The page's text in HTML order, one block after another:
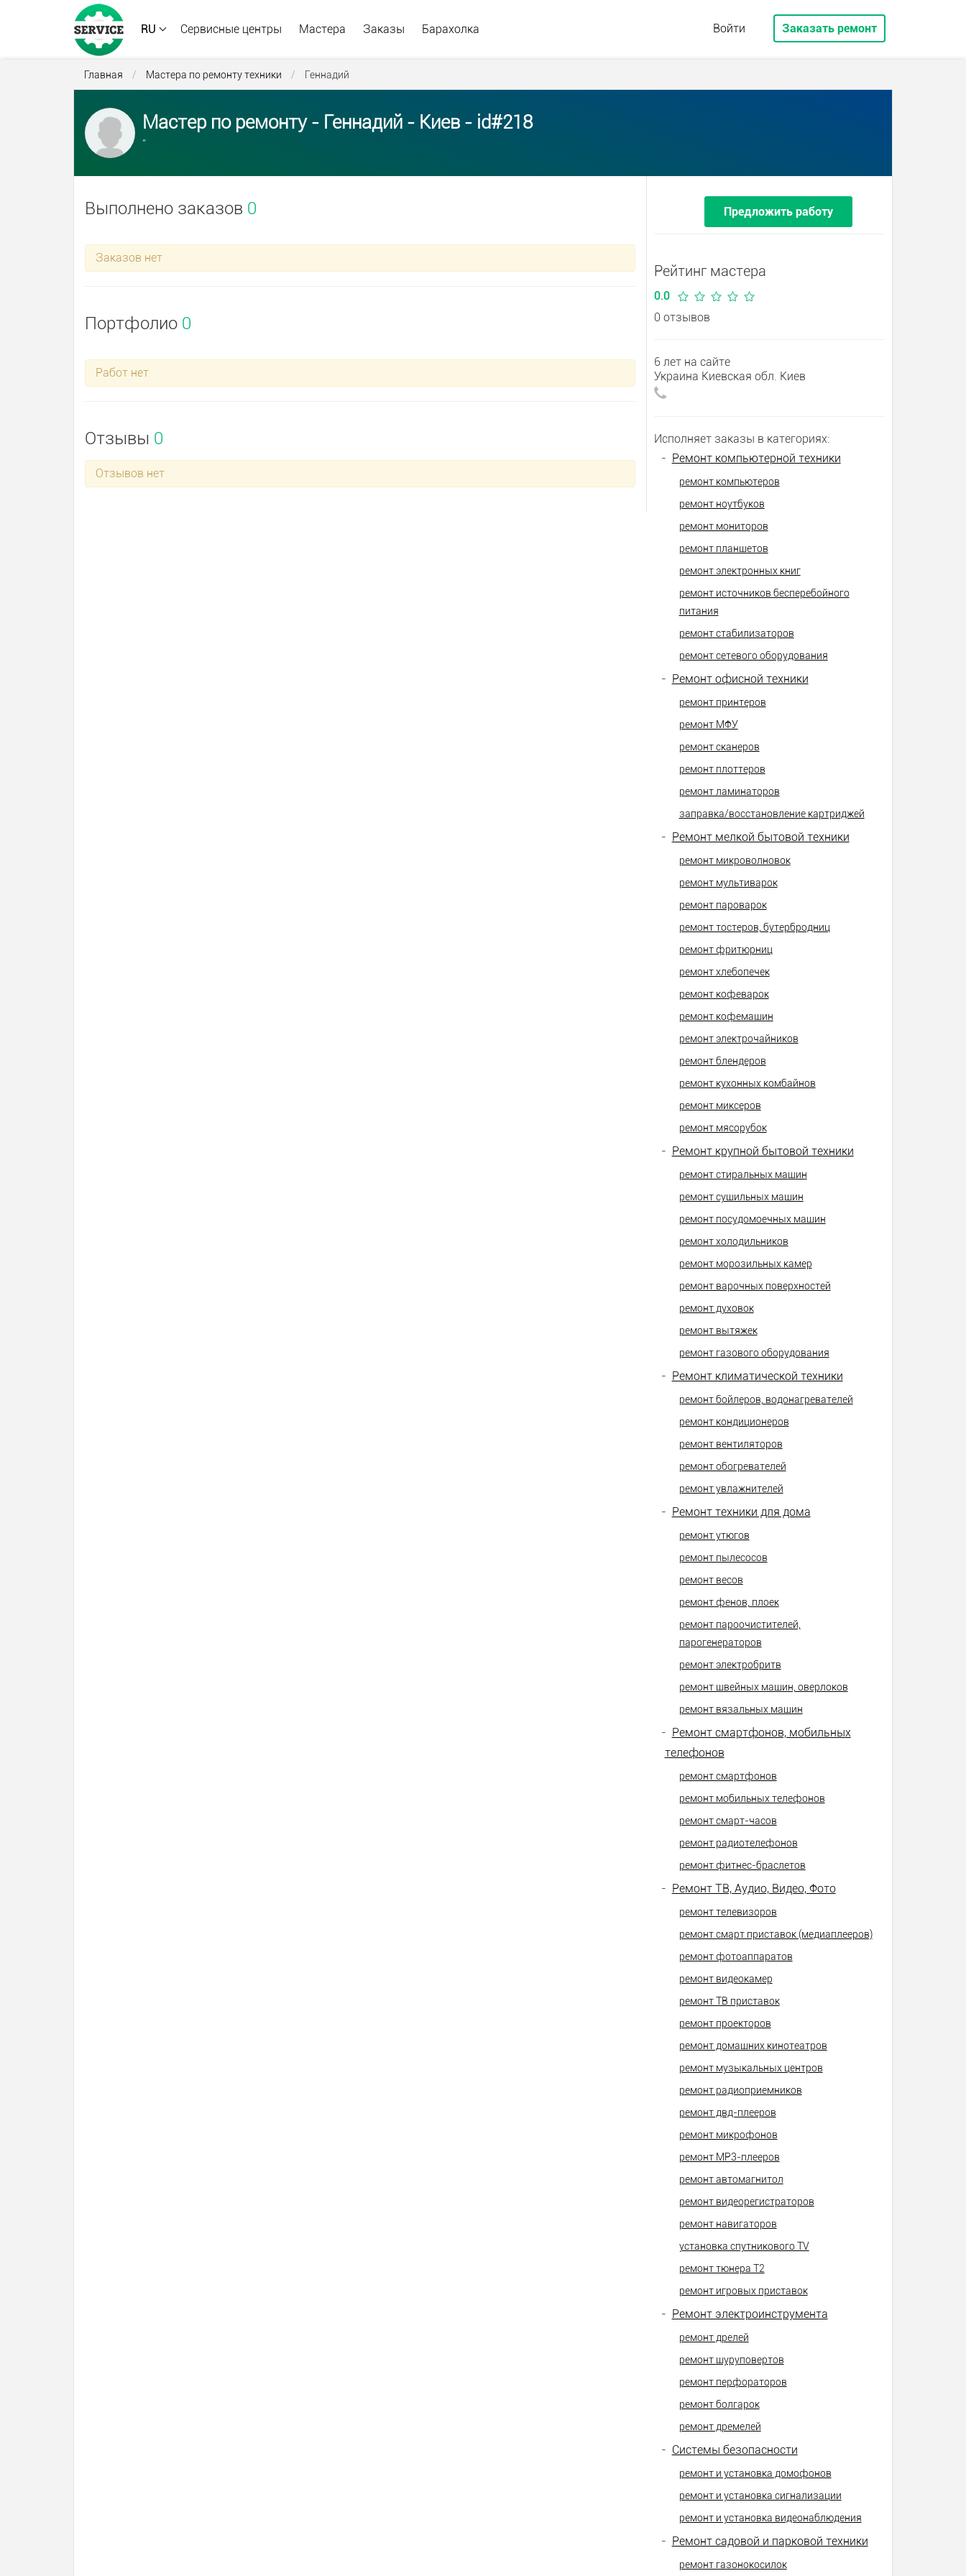
RU Сервисные центры Мастера Заказы Барахолка Войти Заказать ремонт
Главная / Мастера по ремонту техники / Геннадий
Мастер по ремонту - Геннадий - Киев - id#218
''
Выполнено заказов 0
Заказов нет
Портфолио 0
Работ нет
Отзывы 0
Отзывов нет
Предложить работу
Рейтинг мастера
0.0
0 отзывов
6 лет на сайте
Украина Киевская обл. Киев
Исполняет заказы в категориях:
- Ремонт компьютерной техники
ремонт компьютеров
ремонт ноутбуков
ремонт мониторов
ремонт планшетов
ремонт электронных книг
ремонт источников бесперебойного
питания
ремонт стабилизаторов
ремонт сетевого оборудования
- Ремонт офисной техники
ремонт принтеров
ремонт МФУ
ремонт сканеров
ремонт плоттеров
ремонт ламинаторов
заправка/восстановление картриджей
- Ремонт мелкой бытовой техники
ремонт микроволновок
ремонт мультиварок
ремонт пароварок
ремонт тостеров, бутербродниц
ремонт фритюрниц
ремонт хлебопечек
ремонт кофеварок
ремонт кофемашин
ремонт электрочайников
ремонт блендеров
ремонт кухонных комбайнов
ремонт миксеров
ремонт мясорубок
- Ремонт крупной бытовой техники
ремонт стиральных машин
ремонт сушильных машин
ремонт посудомоечных машин
ремонт холодильников
ремонт морозильных камер
ремонт варочных поверхностей
ремонт духовок
ремонт вытяжек
ремонт газового оборудования
- Ремонт климатической техники
ремонт бойлеров, водонагревателей
ремонт кондиционеров
ремонт вентиляторов
ремонт обогревателей
ремонт увлажнителей
- Ремонт техники для дома
ремонт утюгов
ремонт пылесосов
ремонт весов
ремонт фенов, плоек
ремонт пароочистителей,
парогенераторов
ремонт электробритв
ремонт швейных машин, оверлоков
ремонт вязальных машин
- Ремонт смартфонов, мобильных
телефонов
ремонт смартфонов
ремонт мобильных телефонов
ремонт смарт-часов
ремонт радиотелефонов
ремонт фитнес-браслетов
- Ремонт ТВ, Аудио, Видео, Фото
ремонт телевизоров
ремонт смарт приставок (медиаплееров)
ремонт фотоаппаратов
ремонт видеокамер
ремонт ТВ приставок
ремонт проекторов
ремонт домашних кинотеатров
ремонт музыкальных центров
ремонт радиоприемников
ремонт двд-плееров
ремонт микрофонов
ремонт МР3-плееров
ремонт автомагнитол
ремонт видеорегистраторов
ремонт навигаторов
установка спутникового TV
ремонт тюнера Т2
ремонт игровых приставок
- Ремонт электроинструмента
ремонт дрелей
ремонт шуруповертов
ремонт перфораторов
ремонт болгарок
ремонт дремелей
- Системы безопасности
ремонт и установка домофонов
ремонт и установка сигнализации
ремонт и установка видеонаблюдения
- Ремонт садовой и парковой техники
ремонт газонокосилок